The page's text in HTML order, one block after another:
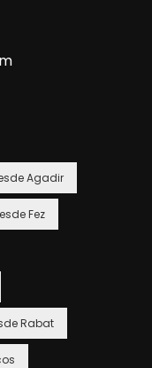
Agadir
Fez
Rabat